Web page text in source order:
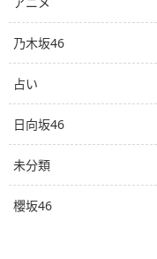
乃木坂46
占い
日向坂46
未分類
櫻坂46